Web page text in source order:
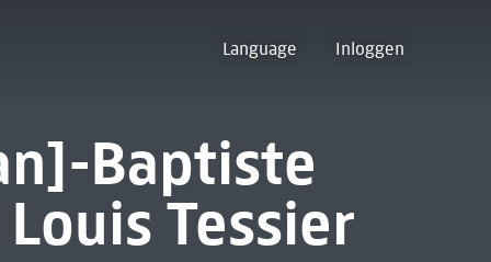
Language Inloggen
Baptiste
Tessier